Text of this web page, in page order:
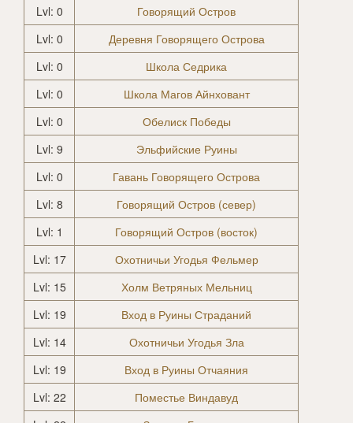
Lvl: 0
Говорящий Остров
Lvl: 0
Деревня Говорящего Острова
Lvl: 0
Школа Седрика
Lvl: 0
Школа Магов Айнховант
Lvl: 0
Обелиск Победы
Lvl: 9
Эльфийские Руины
Lvl: 0
Гавань Говорящего Острова
Lvl: 8
Говорящий Остров (север)
Lvl: 1
Говорящий Остров (восток)
Lvl: 17
Охотничьи Угодья Фельмер
Lvl: 15
Холм Ветряных Мельниц
Lvl: 19
Вход в Руины Страданий
Lvl: 14
Охотничьи Угодья Зла
Lvl: 19
Вход в Руины Отчаяния
Lvl: 22
Поместье Виндавуд